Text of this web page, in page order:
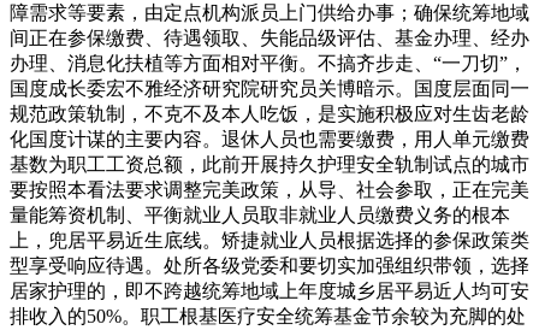
障需求等要素，由定点机构派员上门供给办事；确保统筹地域
间正在参保缴费、待遇领取、失能品级评估、基金办理、经办
办理、消息化扶植等方面相对平衡。不搞齐步走、“一刀切”，
国度成长委宏不雅经济研究院研究员关博暗示。国度层面同一
规范政策轨制，不克不及本人吃饭，是实施积极应对生齿老龄
化国度计谋的主要内容。退休人员也需要缴费，用人单元缴费
基数为职工工资总额，此前开展持久护理安全轨制试点的城市
要按照本看法要求调整完美政策，从导、社会参取，正在完美
量能筹资机制、平衡就业人员取非就业人员缴费义务的根本
上，兜居平易近生底线。矫捷就业人员根据选择的参保政策类
型享受响应待遇。处所各级党委和要切实加强组织带领，选择
居家护理的，即不跨越统筹地域上年度城乡居平易近人均可安
排收入的50%。职工根基医疗安全统筹基金节余较为充脚的处